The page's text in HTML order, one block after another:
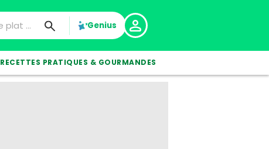
Genius
RECETTES PRATIQUES & GOURMANDES